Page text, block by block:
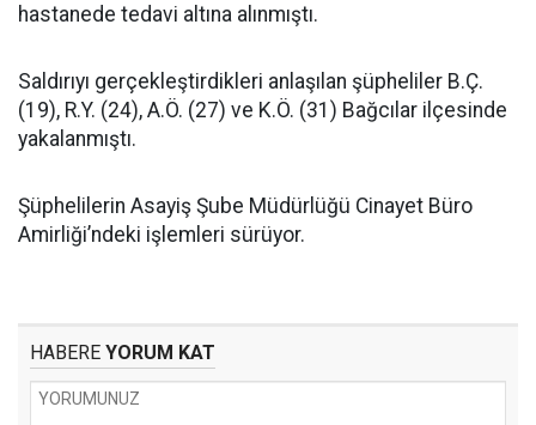
hastanede tedavi altına alınmıştı.
Saldırıyı gerçekleştirdikleri anlaşılan şüpheliler B.Ç.
(19), R.Y. (24), A.Ö. (27) ve K.Ö. (31) Bağcılar ilçesinde
yakalanmıştı.
Şüphelilerin Asayiş Şube Müdürlüğü Cinayet Büro
Amirliği’ndeki işlemleri sürüyor.
HABERE YORUM KAT